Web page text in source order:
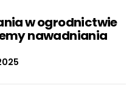
w ogrodnictwie
nawadniania